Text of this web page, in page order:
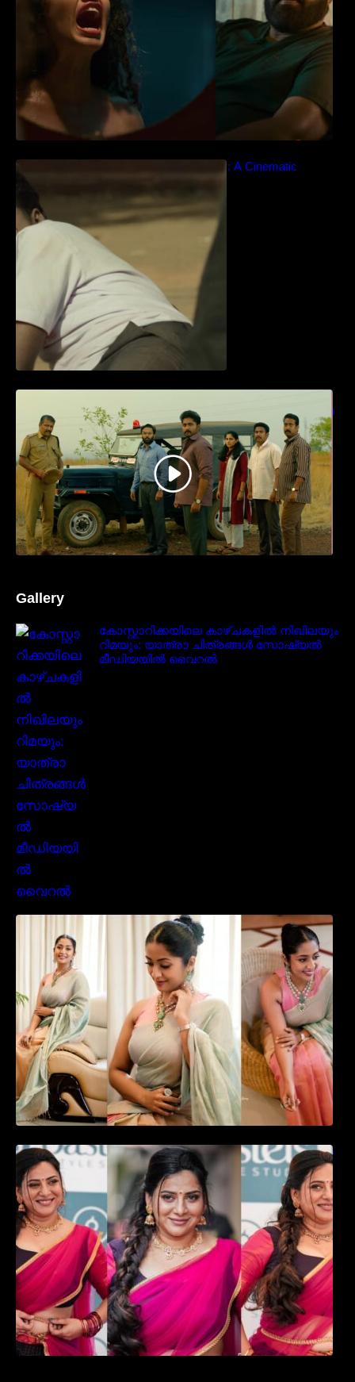
Idiyan Chandhu – Teaser: A Cinematic
എത്തുന്ന “പാർട്നെർസ്” പ്രേക്ഷക ശ്രദ്ധ
നേടിയ ടീസർ കാണാം..
Gallery
കോസ്റ്റാറിക്കയിലെ കാഴ്ചകളിൽ നിഖിലയും
റിമയും: യാത്രാ ചിത്രങ്ങൾ സോഷ്യൽ
മീഡിയയിൽ വൈറൽ
സാരിയിൽ സുന്ദരിയായി മലയിലകളുടെ
പ്രിയ താരം നവ്യാ നായർ| Malayalam
favourite actress Navya Nair cute in saree
ഉദ്ഘാടന വേദിയിൽ ആരാധരെ മയക്കുന്ന
തകർപ്പൻ ഡൻസുമായി അന്ന രാജൻ..